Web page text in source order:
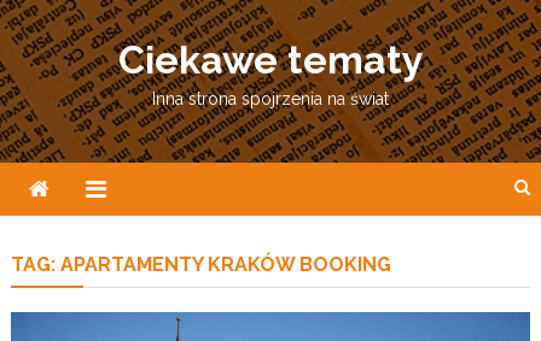
Skip
to
content
Ciekawe tematy
Inna strona spojrzenia na świat
TAG: APARTAMENTY KRAKÓW BOOKING